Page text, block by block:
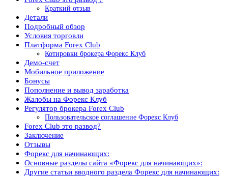
Краткий отзыв
Детали
Подробный обзор
Условия торговли
Платформа Forex Club
Котировки брокера Форекс Клуб
Демо-счет
Мобильное приложение
Бонусы
Пополнение и вывод заработка
Жалобы на Форекс Клуб
Регулятор брокера Forex Club
Пользовательское соглашение Форекс Клуб
Forex Club это развод?
Заключение
Отзывы
Форекс для начинающих:
Основные разделы сайта «Форекс для начинающих»:
Другие статьи вводного раздела Форекс для начинающих: